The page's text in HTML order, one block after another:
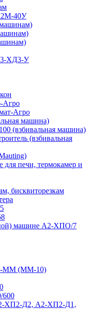
40У
ХД3-У
Агро
Агро
машина)
(взбивальная машина)
(взбивальная
печи, термокамер и
бисквиторезкам
машине А2-ХПО/7
ММ (ММ-10)
600
ХП2-Д2, А2-ХП2-Д1,